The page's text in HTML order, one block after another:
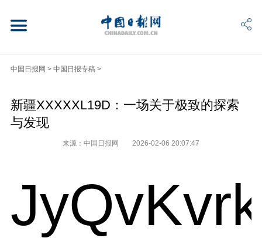
中国日报网 > 中国日报专稿 >
新疆XXXXXL19D：一场关于极致的探索
与发现
来源：中国日报网 2026-02-06 20:07:47